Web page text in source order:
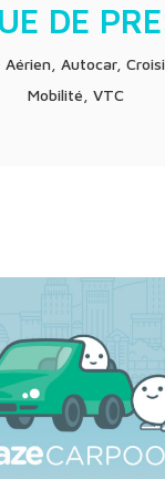
DE
Autocar,
Mobilité, VTC